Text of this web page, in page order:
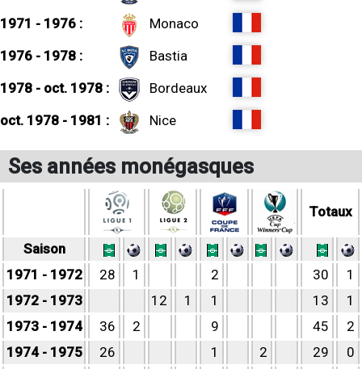
1971 - 1976 :
Monaco
1976 - 1978 :
Bastia
1978 - oct. 1978 :
Bordeaux
oct. 1978 - 1981 :
Nice
Ses années monégasques
Totaux
Saison
1971 - 1972
28 1 2 30
1
1972 - 1973
12 1 1 13
1
1973 - 1974
36 2 9 45
2
1974 - 1975
26 1 2 29
0